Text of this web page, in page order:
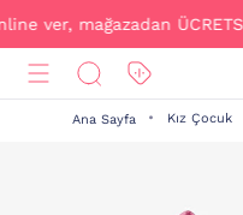
mağazadan ÜCRETSİZ
Ana Sayfa Kız Çocuk